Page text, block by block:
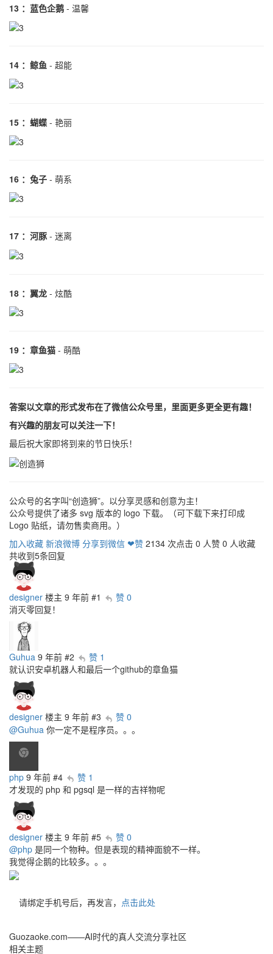
13 ：蓝色企鹅 - 温馨
14 ：鲸鱼 - 超能
15 ：蝴蝶 - 艳丽
16 ：兔子 - 萌系
17 ：河豚- 迷离
18 ：翼龙 - 炫酷
19 ：章鱼猫 - 萌酷
答案以文章的形式发布在了微信公众号里，里面更多更全更有趣！
有兴趣的朋友可以关注一下！
最后祝大家即将到来的节日快乐！
公众号的名字叫“创造狮”。以分享灵感和创意为主！
公众号提供了诸多 svg 版本的 logo 下载。（可下载下来打印成
Logo 贴纸，请勿售卖商用。）
加入收藏 新浪微博 分享到微信 ❤赞 2134 次点击 0 人赞 0 人收藏
共收到5条回复
designer 楼主 9 年前 #1
赞 0
消灭零回复！
Guhua 9 年前 #2
赞 1
就认识安卓机器人和最后一个github的章鱼猫
designer 楼主 9 年前 #3
赞 0
@Guhua 你一定不是程序员。。。
php 9 年前 #4
赞 1
才发现的 php 和 pgsql 是一样的吉祥物呢
designer 楼主 9 年前 #5
赞 0
@php 是同一个物种。但是表现的精神面貌不一样。
我觉得企鹅的比较多。。。
请绑定手机号后，再发言， 点击此处
Guozaoke.com——AI时代的真人交流分享社区
相关主题